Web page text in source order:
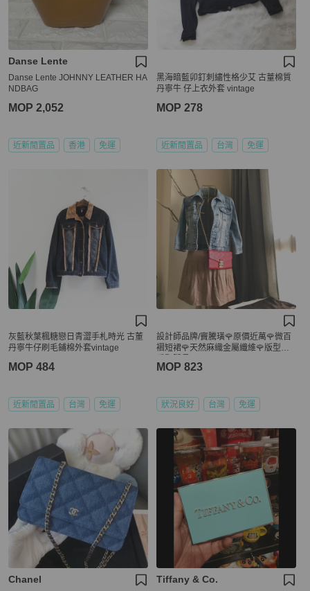
Danse Lente
Danse Lente JOHNNY LEATHER HA
NDBAG
MOP 2,052
近新閒置品 香港 免運
黑海暗藍卯釘刺繡性格少艾 古蕫棉質
丹寧牛 仔上衣外套 vintage
MOP 278
近新閒置品 台灣 免運
灰藍秋葉楓糖戀日青澀手札時光 古董
丹寧牛仔刷毛鋪棉外套vintage
MOP 484
近新閒置品 台灣 免運
設計師品牌/竇騰璜🌹原價近萬🌹微百
褶短裙🌹天然麻織金屬纖維🌹版型好
MOP 823
狀況良好 台灣 免運
Chanel Tiffany & Co.